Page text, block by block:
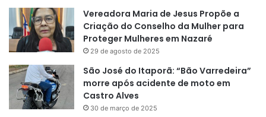
Vereadora Maria de Jesus Propõe a
Criação do Conselho da Mulher para
Proteger Mulheres em Nazaré
29 de agosto de 2025
São José do Itaporã: “Bão Varredeira”
morre após acidente de moto em
Castro Alves
30 de março de 2025